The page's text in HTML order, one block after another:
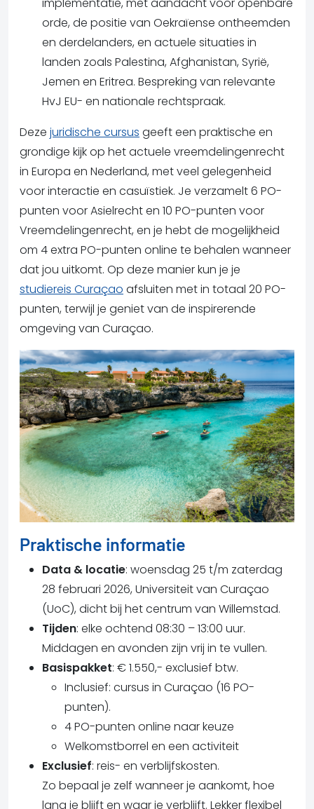
orde, de positie van Oekraïense ontheemden
en derdelanders, en actuele situaties in
landen zoals Palestina, Afghanistan, Syrië,
Jemen en Eritrea. Bespreking van relevante
HvJ EU- en nationale rechtspraak.
Deze juridische cursus geeft een praktische en
grondige kijk op het actuele vreemdelingenrecht
in Europa en Nederland, met veel gelegenheid
voor interactie en casuïstiek. Je verzamelt 6 PO-
punten voor Asielrecht en 10 PO-punten voor
Vreemdelingenrecht, en je hebt de mogelijkheid
om 4 extra PO-punten online te behalen wanneer
dat jou uitkomt. Op deze manier kun je je
studiereis Curaçao afsluiten met in totaal 20 PO-
punten, terwijl je geniet van de inspirerende
omgeving van Curaçao.
Praktische informatie
Data & locatie: woensdag 25 t/m zaterdag
28 februari 2026, Universiteit van Curaçao
(UoC), dicht bij het centrum van Willemstad.
Tijden: elke ochtend 08:30 – 13:00 uur.
Middagen en avonden zijn vrij in te vullen.
Basispakket: € 1.550,- exclusief btw.
Inclusief: cursus in Curaçao (16 PO-
punten).
4 PO-punten online naar keuze
Welkomstborrel en een activiteit
Exclusief: reis- en verblijfskosten.
Zo bepaal je zelf wanneer je aankomt, hoe
lang je blijft en waar je verblijft. Lekker flexibel